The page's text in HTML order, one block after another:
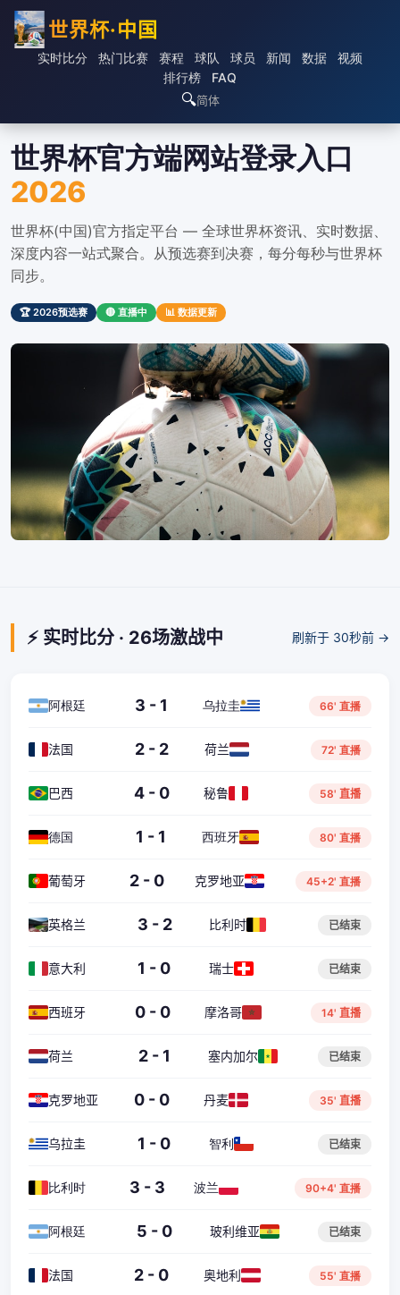
世界杯·中国
实时比分 热门比赛 赛程 球队 球员 新闻 数据
视频
排行榜
FAQ
🔍简体
世界杯官方端网站登录入口
2026
世界杯(中国)官方指定平台 — 全球世界杯资讯、实时数据、
深度内容一站式聚合。从预选赛到决赛，每分每秒与世界杯
同步。
🏆 2026预选赛 🔴 直播中 📊 数据更新
⚡ 实时比分 · 26场激战中 刷新于 30秒前 →
阿根廷 3 - 1 乌拉圭 66' 直播
法国 2 - 2 荷兰 72' 直播
巴西 4 - 0 秘鲁 58' 直播
德国 1 - 1 西班牙 80' 直播
葡萄牙 2 - 0 克罗地亚 45+2' 直播
英格兰 3 - 2 比利时 已结束
意大利 1 - 0 瑞士 已结束
西班牙 0 - 0 摩洛哥 14' 直播
荷兰 2 - 1 塞内加尔 已结束
克罗地亚 0 - 0 丹麦 35' 直播
乌拉圭 1 - 0 智利 已结束
比利时 3 - 3 波兰 90+4' 直播
阿根廷 5 - 0 玻利维亚 已结束
法国 2 - 0 奥地利 55' 直播